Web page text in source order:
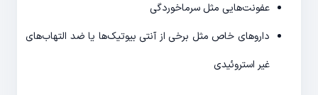
عفونت‌هایی مثل سرماخوردگی
داروهای خاص مثل برخی از آنتی بیوتیک‌ها یا ضد التهاب‌های
غیر استروئیدی